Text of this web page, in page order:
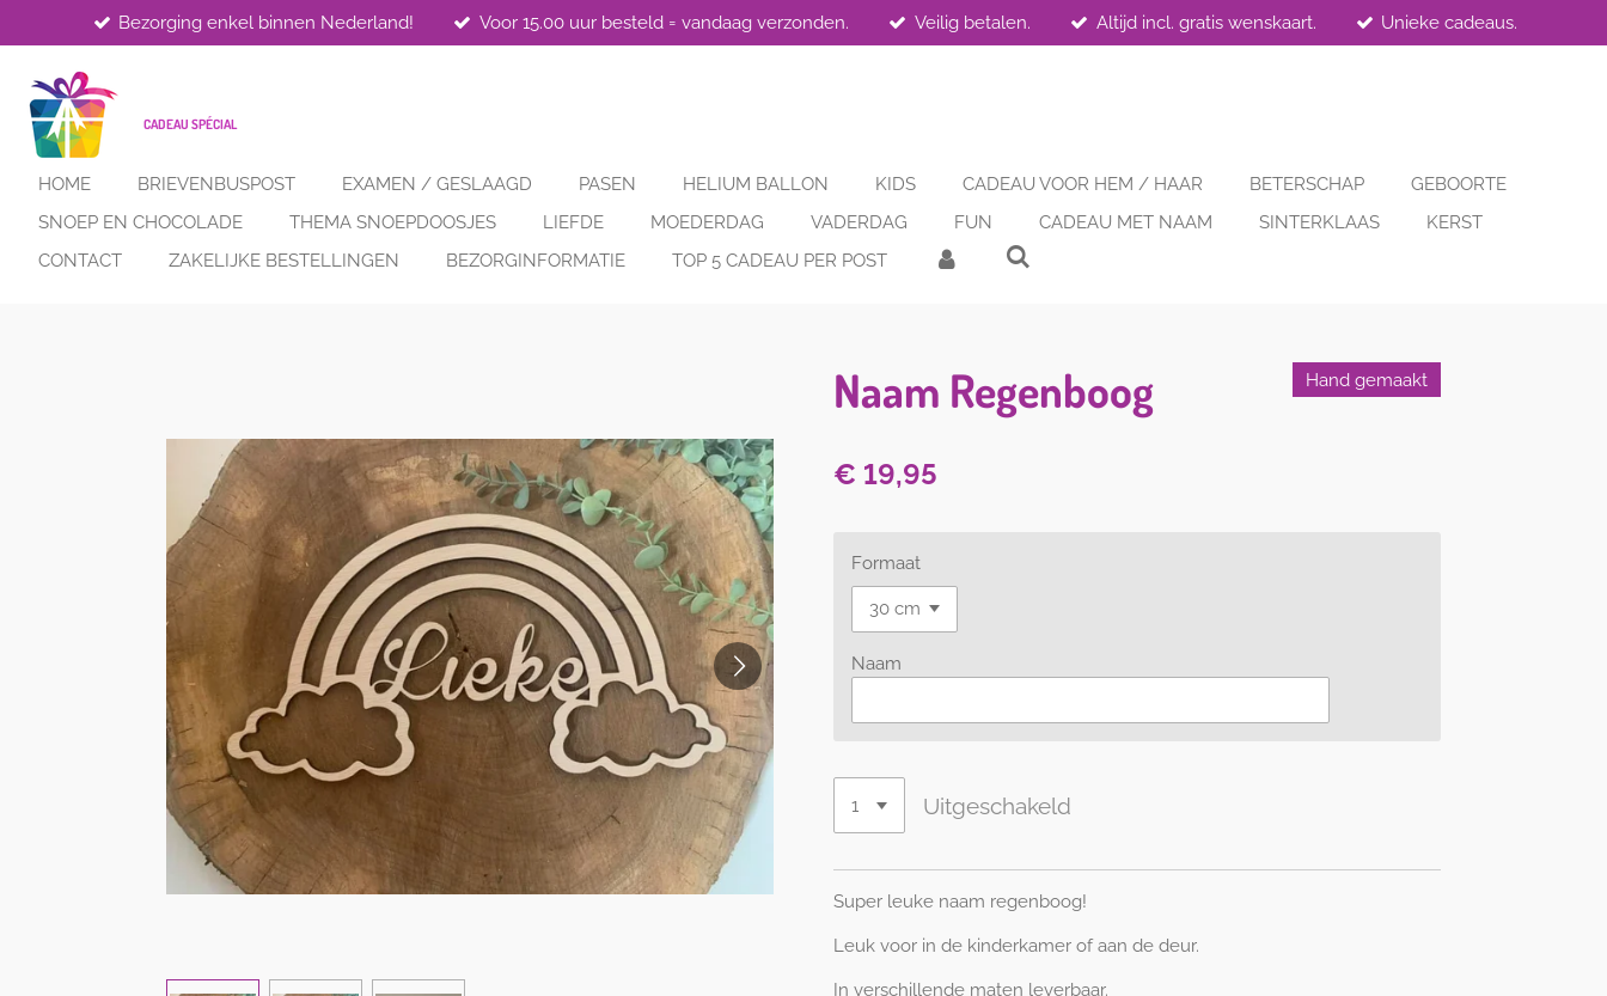
direct
naar
de
hoofdinhoud
Bezorging enkel binnen Nederland! Voor 15.00 uur besteld = vandaag verzonden. Veilig betalen. Altijd incl. gratis wenskaart. Unieke cadeaus.
CADEAU SPÉCIAL
HOME BRIEVENBUSPOST EXAMEN / GESLAAGD PASEN HELIUM BALLON KIDS CADEAU VOOR HEM / HAAR BETERSCHAP
GEBOORTE
SNOEP EN CHOCOLADE
THEMA SNOEPDOOSJES LIEFDE MOEDERDAG VADERDAG FUN CADEAU MET NAAM SINTERKLAAS
KERST
CONTACT
ZAKELIJKE BESTELLINGEN BEZORGINFORMATIE TOP 5 CADEAU PER POST
Naam Regenboog Hand gemaakt
€ 19,95
Formaat
Naam
Uitgeschakeld
Super leuke naam regenboog!
Leuk voor in de kinderkamer of aan de deur.
In verschillende maten leverbaar.